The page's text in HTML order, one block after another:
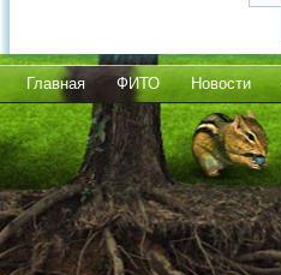
Главная ФИТО Новости